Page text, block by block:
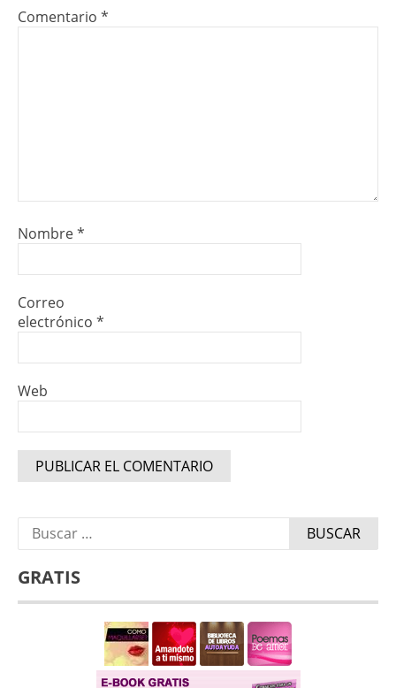
Comentario *
Nombre*
Correo
electrónico *
Web
Buscar:
GRATIS